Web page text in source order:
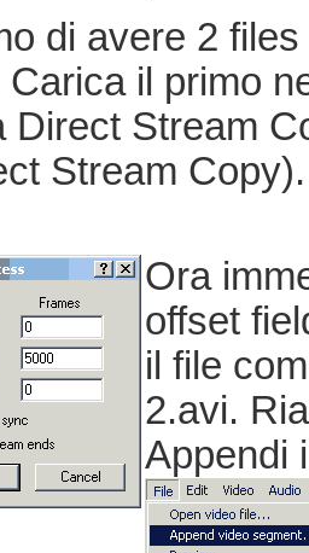
di avere 2
il primo
Direct Stream
Stream
Ora
offset
il file
2.avi.
Appendi